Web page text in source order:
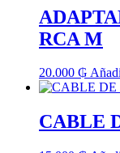
RCA M
20.000 ₲
CABLE